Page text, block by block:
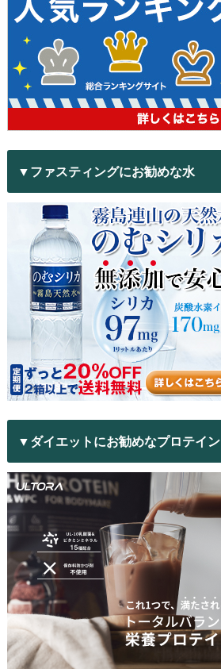
▼ファスティングにお勧めな水
▼ダイエットにお勧めなプロテイン